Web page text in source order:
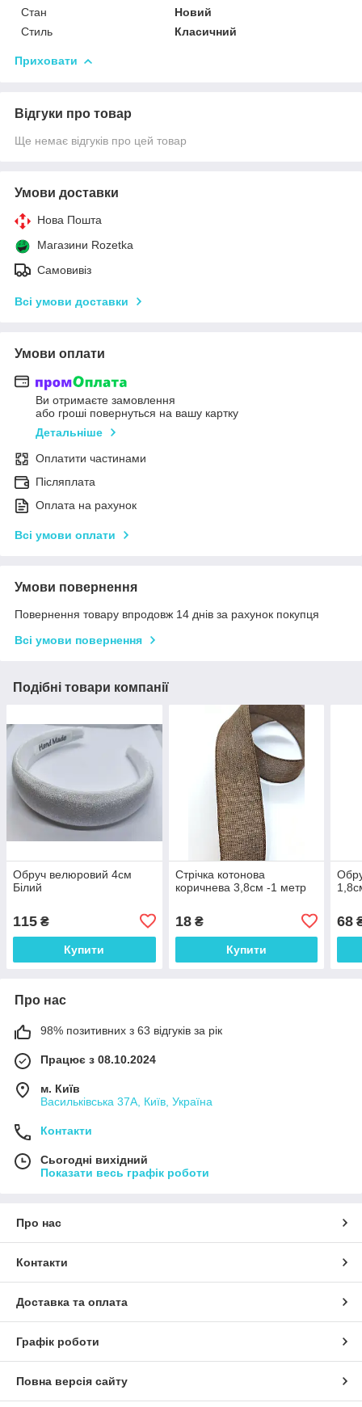
Стан
Новий
Стиль
Класичний
Приховати
Відгуки про товар
Ще немає відгуків про цей товар
Умови доставки
Нова Пошта
Магазини Rozetka
Самовивіз
Всі умови доставки
Умови оплати
Ви отримаєте замовлення
або гроші повернуться на вашу картку
Детальніше
Оплатити частинами
Післяплата
Оплата на рахунок
Всі умови оплати
Умови повернення
Повернення товару впродовж 14 днів за рахунок покупця
Всі умови повернення
Подібні товари компанії
Обруч велюровий 4см
Білий
115 ₴
Купити
Стрічка котонова
коричнева 3,8см -1 метр
18₴
Купити
68
Про нас
98% позитивних з 63 відгуків за рік
Працює з 08.10.2024
м. Київ
Васильківська 37А, Київ, Україна
Контакти
Сьогодні вихідний
Показати весь графік роботи
Про нас
Контакти
Доставка та оплата
Графік роботи
Повна версія сайту